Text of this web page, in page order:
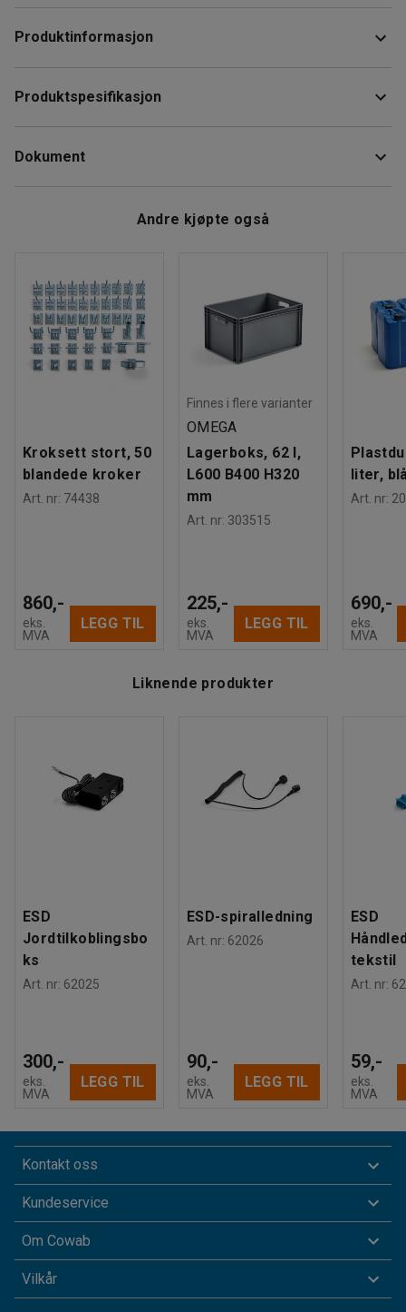
Produktinformasjon
Kontakten kobles til koblingssplinten på platen.
beskyttelsesmotstand på 1 Mohm.
Produktspesifikasjon
ESD: Ja
Dokument
Andre kjøpte også
Kroksett stort, 50
blandede kroker
Art. nr: 74438
860,-
eks.
MVA
LEGG TIL
Finnes i flere varianter
OMEGA
Lagerboks, 62 l,
L600 B400 H320
mm
Art. nr: 303515
225,-
eks.
MVA
LEGG TIL
liter,
Art. nr:
690,-
eks.
MVA
Liknende produkter
ESD
Jordtilkoblingsbo
ks
Art. nr: 62025
300,-
eks.
MVA
LEGG TIL
ESD-spiralledning
Art. nr: 62026
90,-
eks.
MVA
LEGG TIL
ESD
tekstil
Art. nr:
59,-
eks.
MVA
Kontakt oss
Kundeservice
Om Cowab
Vilkår